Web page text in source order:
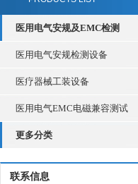
医用电气安规及EMC检测
医用电气安规检测设备
医疗器械工装设备
医用电气EMC电磁兼容测试
更多分类
联系信息